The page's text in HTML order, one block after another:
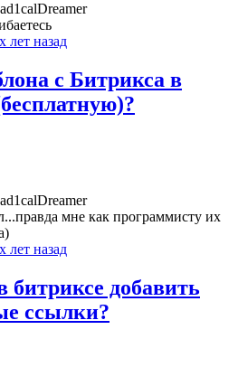
лет назад
с Битрикса в
мне как программисту их
лет назад
добавить
ссылки?